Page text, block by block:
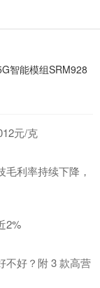
智能模组SRM928
元/克
利率持续下降，
2%
不好？附 3 款高营